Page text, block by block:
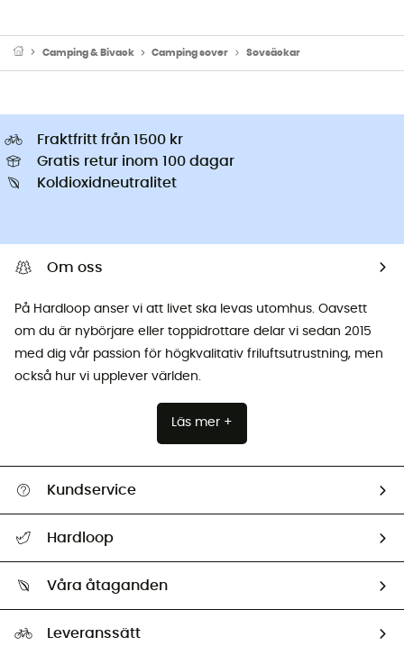
Camping & Bivack Camping sover Sovsäckar
Fraktfritt från 1500 kr
Gratis retur inom 100 dagar
Koldioxidneutralitet
Om oss
På Hardloop anser vi att livet ska levas utomhus. Oavsett
om du är nybörjare eller toppidrottare delar vi sedan 2015
med dig vår passion för högkvalitativ friluftsutrustning, men
också hur vi upplever världen.
Läs mer +
Kundservice
Retur & återbetalning
Hardloop
Ambassadörer
Våra åtaganden
Leveranssätt